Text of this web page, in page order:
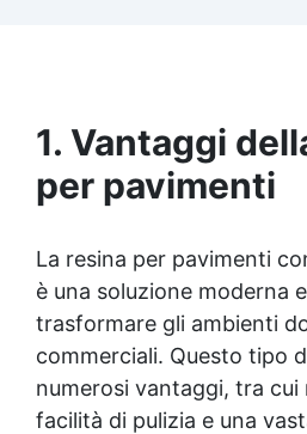
1. Vantaggi
per pavimenti
La resina per pavimenti
è una soluzione moderna
trasformare gli ambienti
commerciali. Questo tipo
numerosi vantaggi, tra cui
facilità di pulizia e una